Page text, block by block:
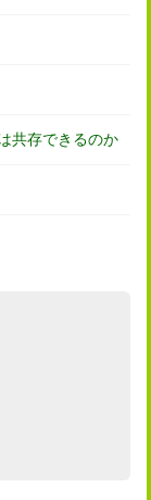
共存できるのか